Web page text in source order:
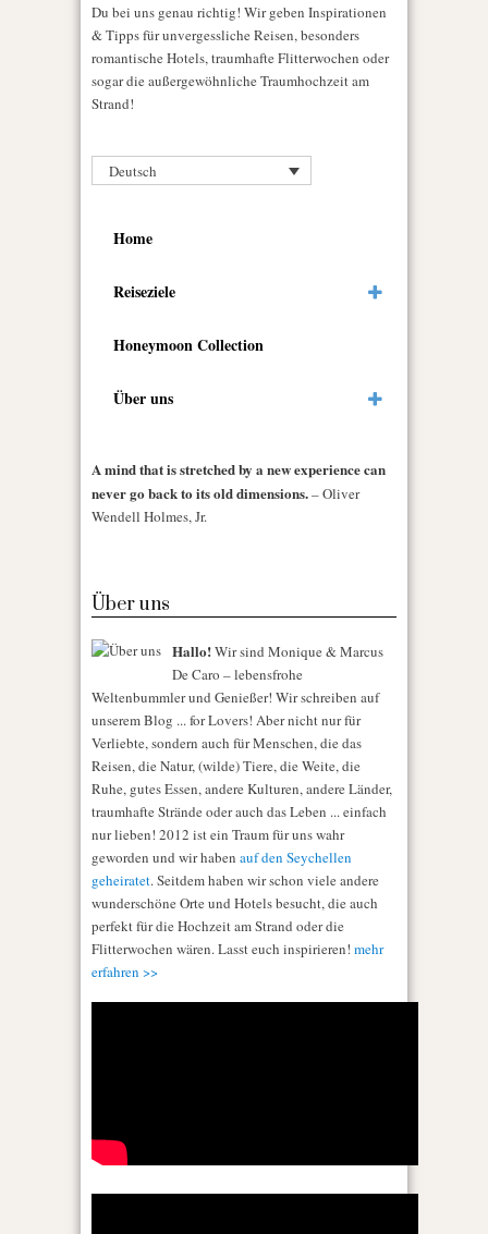
Du bei uns genau richtig! Wir geben Inspirationen
& Tipps für unvergessliche Reisen, besonders
romantische Hotels, traumhafte Flitterwochen oder
sogar die außergewöhnliche Traumhochzeit am
Strand!
Deutsch
Home
Reiseziele
Honeymoon Collection
Über uns
A mind that is stretched by a new experience can
never go back to its old dimensions.– Oliver
Wendell Holmes, Jr.
Über uns
Hallo!Wir sind Monique & Marcus
De Caro – lebensfrohe
Weltenbummler und Genießer! Wir schreiben auf
unserem Blog ... for Lovers! Aber nicht nur für
Verliebte, sondern auch für Menschen, die das
Reisen, die Natur, (wilde) Tiere, die Weite, die
Ruhe, gutes Essen, andere Kulturen, andere Länder,
traumhafte Strände oder auch das Leben ... einfach
nur lieben! 2012 ist ein Traum für uns wahr
geworden und wir haben auf den Seychellen
geheiratet. Seitdem haben wir schon viele andere
wunderschöne Orte und Hotels besucht, die auch
perfekt für die Hochzeit am Strand oder die
Flitterwochen wären. Lasst euch inspirieren! mehr
erfahren >>